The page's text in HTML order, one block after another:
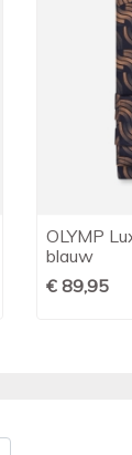
OLYMP
blauw
€ 89,95